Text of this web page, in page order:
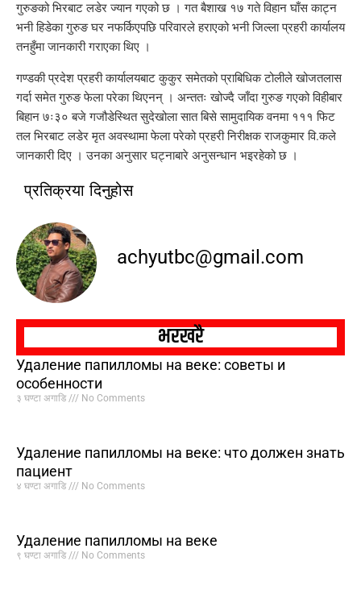
गुरुङको भिरबाट लडेर ज्यान गएको छ । गत बैशाख १७ गते विहान घाँस काट्न
भनी हिडेका गुरुङ घर नफर्किएपछि परिवारले हराएको भनी जिल्ला प्रहरी कार्यालय
तनहुँमा जानकारी गराएका थिए ।
गण्डकी प्रदेश प्रहरी कार्यालयबाट कुकुर समेतको प्राबिधिक टोलीले खोजतलास
गर्दा समेत गुरुङ फेला परेका थिएनन् । अन्ततः खोज्दै जाँदा गुरुङ गएको विहीबार
बिहान ७ः३० बजे गजौडेस्थित सुदेखोला सात बिसे सामुदायिक वनमा १११ फिट
तल भिरबाट लडेर मृत अवस्थामा फेला परेको प्रहरी निरीक्षक राजकुमार वि.कले
जानकारी दिए । उनका अनुसार घट्नाबारे अनुसन्धान भइरहेको छ ।
प्रतिक्रया दिनुहोस
achyutbc@gmail.com
भरखरै
Удаление папилломы на веке: советы и
особенности
३ घण्टा अगाडि No Comments
Удаление папилломы на веке: что должен знать
пациент
४ घण्टा अगाडि No Comments
Удаление папилломы на веке
९ घण्टा अगाडि No Comments